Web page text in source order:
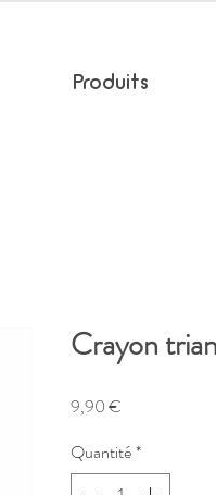
Produits
Crayon
9,90 €
Quantité*